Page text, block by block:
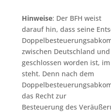
Hinweise: Der BFH weist
darauf hin, dass seine
zwischen Deutschland
geschlossen worden ist,
steht. Denn nach dem
das Recht zur
Besteuerung des